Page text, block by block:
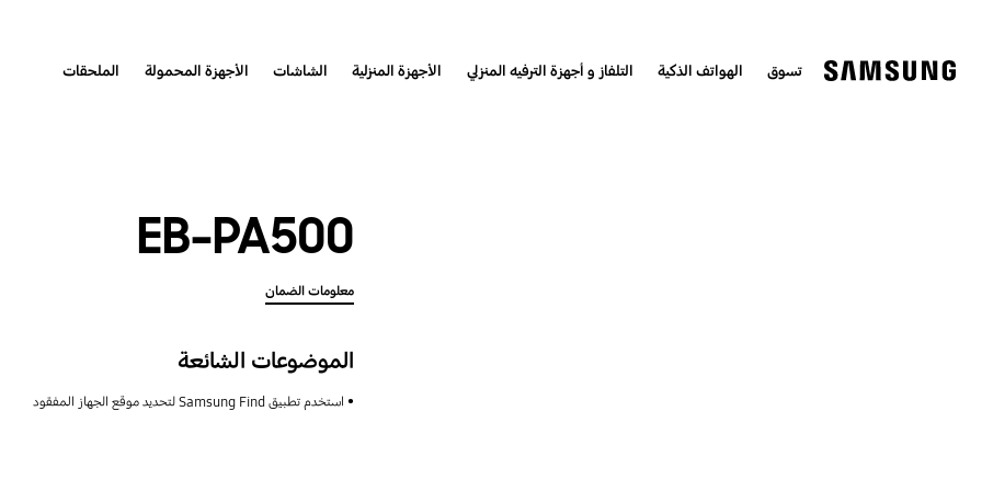
تسوق الهواتف الذكية التلفاز و أجهزة الترفيه المنزلي الأجهزة المنزلية الشاشات الأجهزة المحمولة الملحقات
EB-PA500
معلومات الضمان
الموضوعات الشائعة
استخدم تطبيق Samsung Find لتحديد موقع الجهاز المفقود